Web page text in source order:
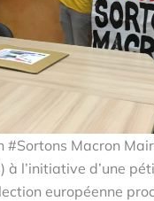
#Sortons Macron
à l’initiative d’une
européenne